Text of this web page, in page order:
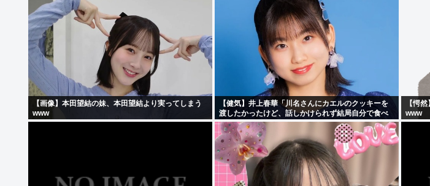
【画像】本田望結の妹、本田望結より実ってしまう
www
【健気】井上春華「川名さんにカエルのクッキーを
渡したかったけど、話しかけられず結局自分で食べ
た」
【愕
www